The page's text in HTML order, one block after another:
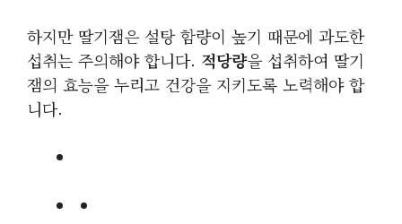
하지만 딸기잼은 설탕 함량이 높기 때문에 과도한
섭취는 주의해야 합니다. 적당량을 섭취하여 딸기
잼의 효능을 누리고 건강을 지키도록 노력해야 합
니다.